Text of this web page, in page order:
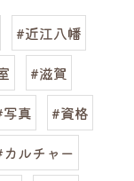
#近江八幡
#滋賀
真
#資格
ルチャー